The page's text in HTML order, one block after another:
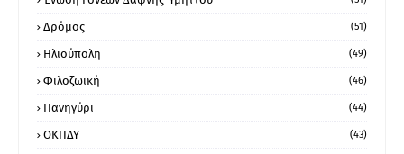
Δρόμος (51)
Ηλιούπολη (49)
Φιλοζωική (46)
Πανηγύρι (44)
ΟΚΠΔΥ (43)